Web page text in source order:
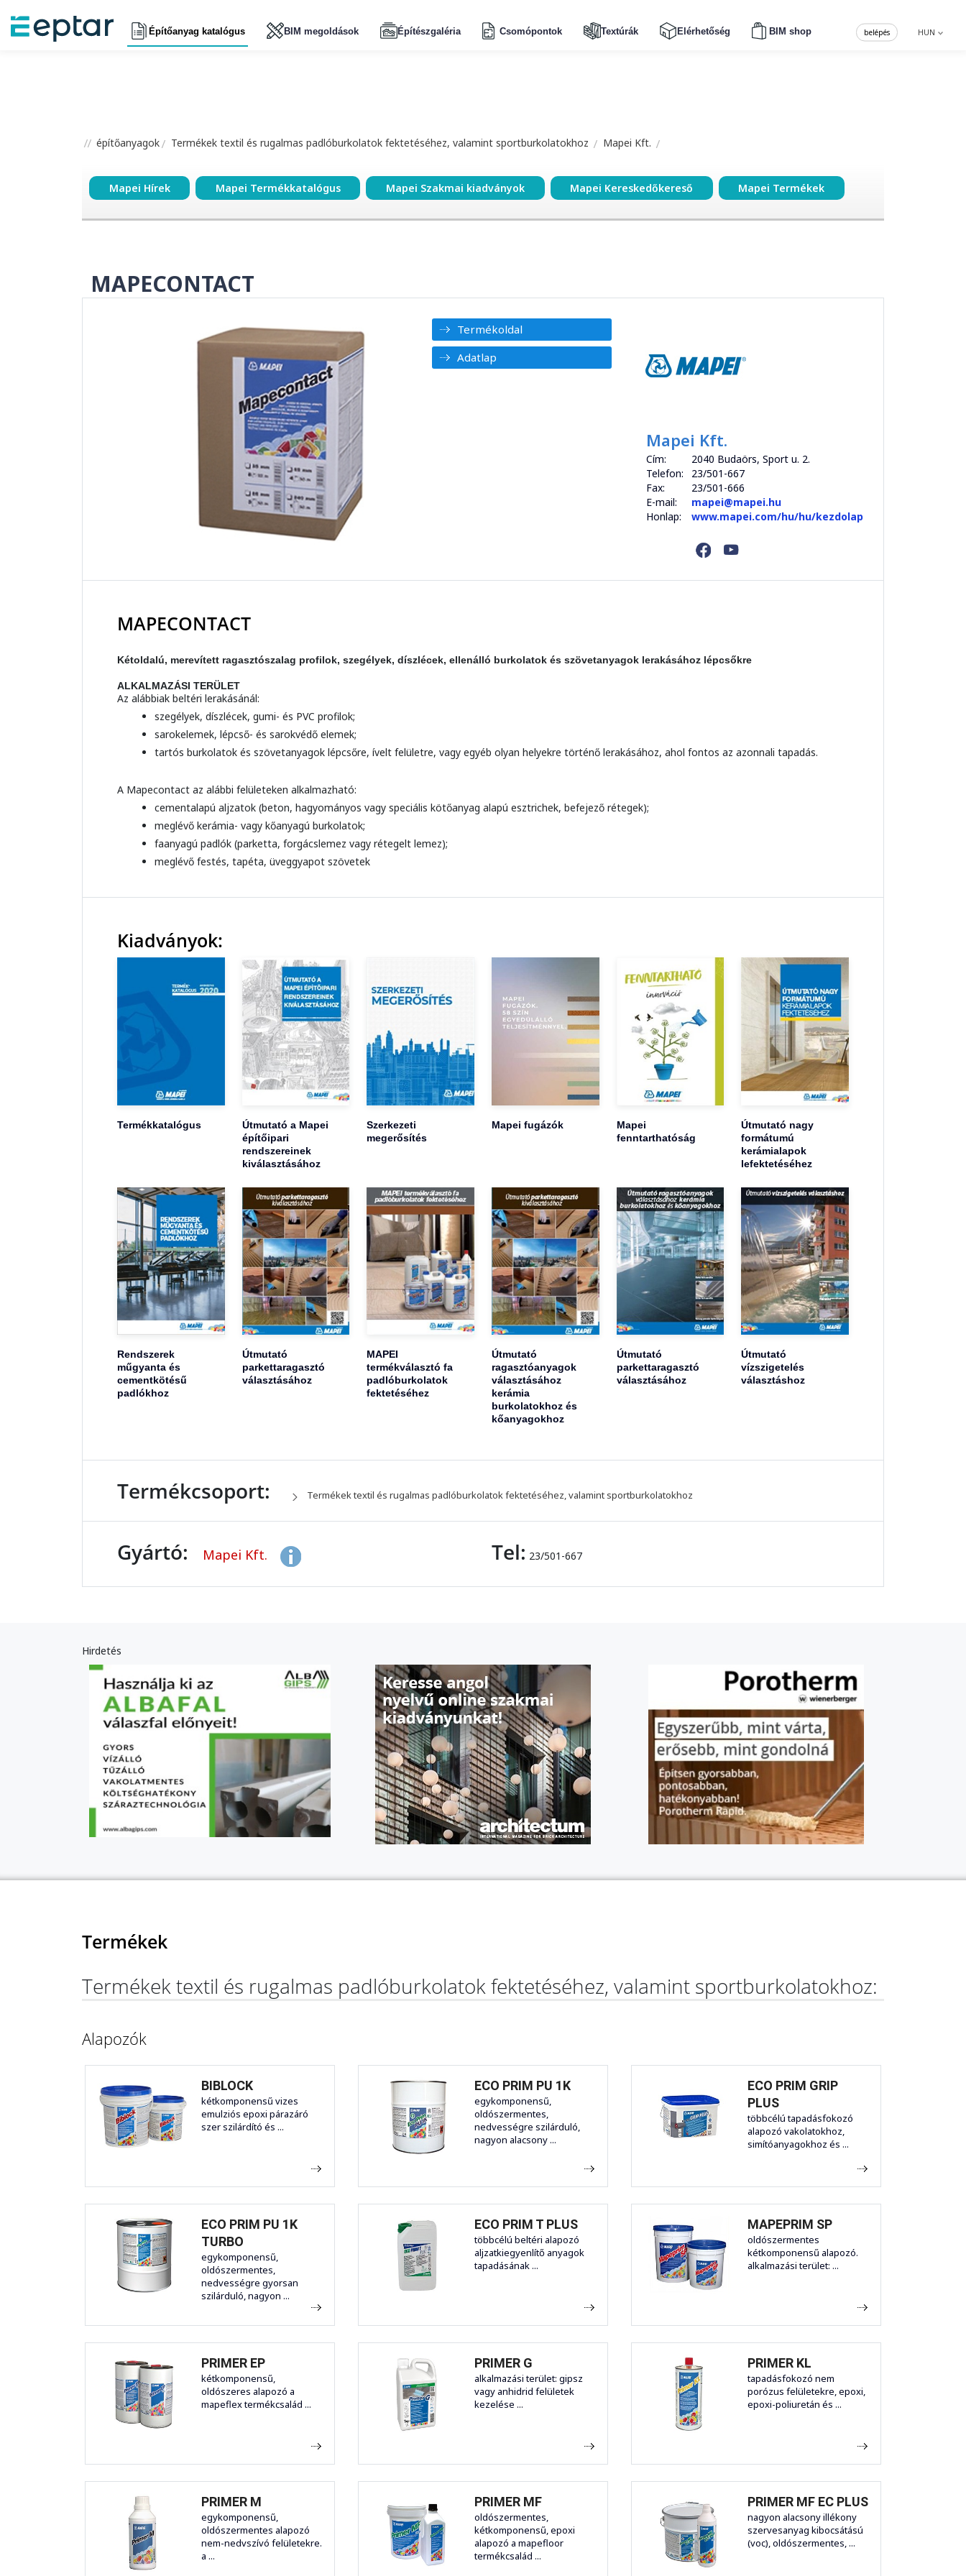
Építőanyag katalógus BIM megoldások Építészgaléria Csomópontok Textúrák Elérhetőség BIM shop HUN
belépés
építőanyagok Termékek textil és rugalmas padlóburkolatok fektetéséhez, valamint sportburkolatokhoz Mapei Kft.
Mapei Hírek Mapei Termékkatalógus Mapei Szakmai kiadványok Mapei Kereskedőkereső Mapei Termékek
MAPECONTACT
Termékoldal
Adatlap
Mapei Kft.
Cím:
2040 Budaörs, Sport u. 2.
Telefon:
23/501-667
Fax:
23/501-666
E-mail:
mapei@mapei.hu
Honlap:
www.mapei.com/hu/hu/kezdolap
MAPECONTACT
Kétoldalú, merevített ragasztószalag profilok, szegélyek, díszlécek, ellenálló burkolatok és szövetanyagok lerakásához lépcsőkre
ALKALMAZÁSI TERÜLET
Az alábbiak beltéri lerakásánál:
szegélyek, díszlécek, gumi- és PVC profilok;
sarokelemek, lépcső- és sarokvédő elemek;
tartós burkolatok és szövetanyagok lépcsőre, ívelt felületre, vagy egyéb olyan helyekre történő lerakásához, ahol fontos az azonnali tapadás.
A Mapecontact az alábbi felületeken alkalmazható:
cementalapú aljzatok (beton, hagyományos vagy speciális kötőanyag alapú esztrichek, befejező rétegek);
meglévő kerámia- vagy kőanyagú burkolatok;
faanyagú padlók (parketta, forgácslemez vagy rétegelt lemez);
meglévő festés, tapéta, üveggyapot szövetek
Kiadványok:
Termékkatalógus
Útmutató a Mapei
építőipari
rendszereinek
kiválasztásához
Szerkezeti
megerősítés
Mapei fugázók
Mapei
fenntarthatóság
Útmutató nagy
formátumú
kerámialapok
lefektetéséhez
Rendszerek
műgyanta és
cementkötésű
padlókhoz
Útmutató
parkettaragasztó
választásához
MAPEI
termékválasztó fa
padlóburkolatok
fektetéséhez
Útmutató
ragasztóanyagok
választásához
kerámia
burkolatokhoz és
kőanyagokhoz
Útmutató
parkettaragasztó
választásához
Útmutató
vízszigetelés
választáshoz
Termékcsoport: Termékek textil és rugalmas padlóburkolatok fektetéséhez, valamint sportburkolatokhoz
Gyártó: Mapei Kft. Tel: 23/501-667
Hirdetés
Termékek
Termékek textil és rugalmas padlóburkolatok fektetéséhez, valamint sportburkolatokhoz:
Alapozók
BIBLOCK
kétkomponensű vizes
emulziós epoxi párazáró
szer szilárdító és ...
ECO PRIM PU 1K
egykomponensű,
oldószermentes,
nedvességre szilárduló,
nagyon alacsony ...
ECO PRIM GRIP
PLUS
többcélú tapadásfokozó
alapozó vakolatokhoz,
simítóanyagokhoz és ...
ECO PRIM PU 1K
TURBO
egykomponensű,
oldószermentes,
nedvességre gyorsan
szilárduló, nagyon ...
ECO PRIM T PLUS
többcélú beltéri alapozó
aljzatkiegyenlítő anyagok
tapadásának ...
MAPEPRIM SP
oldószermentes
kétkomponensű alapozó.
alkalmazási terület: ...
PRIMER EP
kétkomponensű,
oldószeres alapozó a
mapeflex termékcsalád ...
PRIMER G
alkalmazási terület: gipsz
vagy anhidrid felületek
kezelése ...
PRIMER KL
tapadásfokozó nem
porózus felületekre, epoxi,
epoxi-poliuretán és ...
PRIMER M
egykomponensű,
oldószermentes alapozó
nem-nedvszívó felületekre.
a ...
PRIMER MF
oldószermentes,
kétkomponensű, epoxi
alapozó a mapefloor
termékcsalád ...
PRIMER MF EC PLUS
nagyon alacsony illékony
szervesanyag kibocsátású
(voc), oldószermentes, ...